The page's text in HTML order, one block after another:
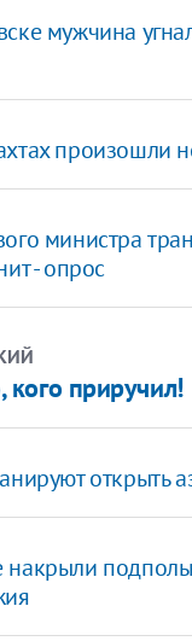
мужчина
произошли
министра
- опрос
кого приручил!
открыть